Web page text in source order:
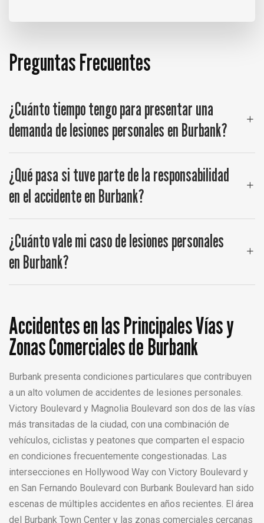
Preguntas Frecuentes
¿Cuánto tiempo tengo para presentar una
demanda de lesiones personales en Burbank?
¿Qué pasa si tuve parte de la responsabilidad
en el accidente en Burbank?
¿Cuánto vale mi caso de lesiones personales
en Burbank?
Accidentes en las Principales Vías y
Zonas Comerciales de Burbank
Burbank presenta condiciones particulares que contribuyen
a un alto volumen de accidentes de lesiones personales.
Victory Boulevard y Magnolia Boulevard son dos de las vías
más transitadas de la ciudad, con una combinación de
vehículos, ciclistas y peatones que comparten el espacio
en condiciones frecuentemente congestionadas. Las
intersecciones en Hollywood Way con Victory Boulevard y
en San Fernando Boulevard con Burbank Boulevard han sido
escenas de múltiples accidentes en años recientes. El área
del Burbank Town Center y las zonas comerciales cercanas